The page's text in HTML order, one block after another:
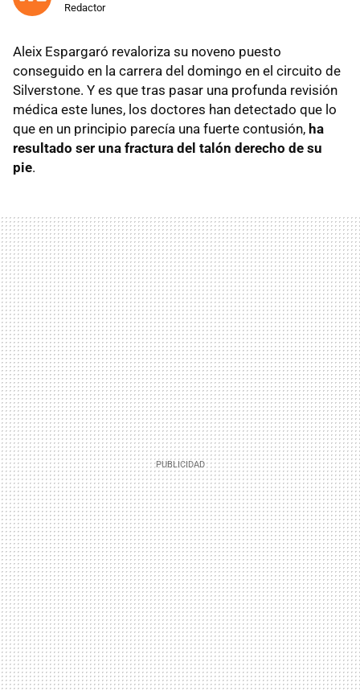
Redactor
Aleix Espargaró revaloriza su noveno puesto
conseguido en la carrera del domingo en el circuito de
Silverstone. Y es que tras pasar una profunda revisión
médica este lunes, los doctores han detectado que lo
que en un principio parecía una fuerte contusión, ha
resultado ser una fractura del talón derecho de su
pie.